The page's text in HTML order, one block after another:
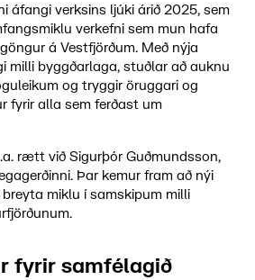
áfangi verksins ljúki árið 2025, sem
verkefni sem mun hafa
á Vestfjörðum. Með nýja
milli byggðarlaga, stuðlar að auknu
og tryggir öruggari og
fyrir alla sem ferðast um
rætt við Sigurþór Guðmundsson,
Þar kemur fram að nýi
miklu í samskipum milli
fyrir samfélagið